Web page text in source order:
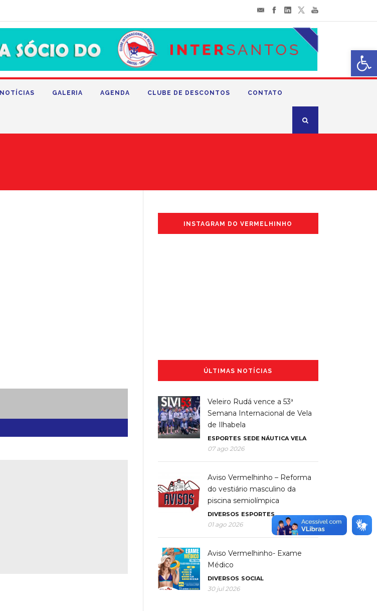
NOTÍCIAS GALERIA AGENDA CLUBE DE DESCONTOS CONTATO
INSTAGRAM DO VERMELHINHO
ÚLTIMAS NOTÍCIAS
Veleiro Rudá vence a 53ª
Semana Internacional de Vela
de Ilhabela
ESPORTES SEDE NÁUTICA VELA
07 ago 2026
Aviso Vermelhinho – Reforma
do vestiário masculino da
piscina semiolímpica
DIVERSOS ESPORTES
01 ago 2026
Aviso Vermelhinho- Exame
Médico
DIVERSOS SOCIAL
30 jul 2026
Abrir